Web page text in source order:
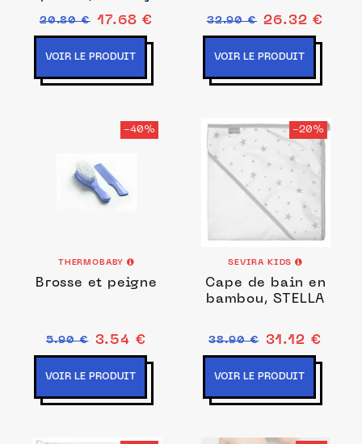
20.80 € 17.68 €
VOIR LE PRODUIT
Stella
32.90 € 26.32 €
VOIR LE PRODUIT
-40%
THERMOBABY
Brosse et peigne
5.90 € 3.54 €
VOIR LE PRODUIT
-20%
SEVIRA KIDS
Cape de bain en
bambou, STELLA
38.90 € 31.12 €
VOIR LE PRODUIT